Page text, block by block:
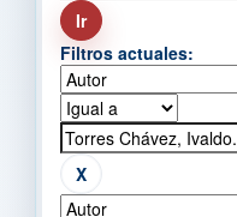
Filtros actuales: